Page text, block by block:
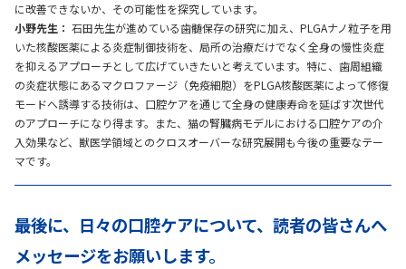
に改善できないか、その可能性を探究しています。
小野先生： 石田先生が進めている歯髄保存の研究に加え、PLGAナノ粒子を用
いた核酸医薬による炎症制御技術を、局所の治療だけでなく全身の慢性炎症
を抑えるアプローチとして広げていきたいと考えています。特に、歯周組織
の炎症状態にあるマクロファージ（免疫細胞）をPLGA核酸医薬によって修復
モードへ誘導する技術は、口腔ケアを通じて全身の健康寿命を延ばす次世代
のアプローチになり得ます。また、猫の腎臓病モデルにおける口腔ケアの介
入効果など、獣医学領域とのクロスオーバーな研究展開も今後の重要なテー
マです。
――最後に、日々の口腔ケアについて、読者の皆さんへ
メッセージをお願いします。